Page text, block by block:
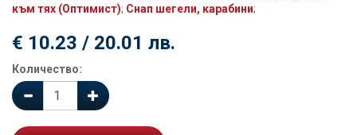
към тях (Оптимист); Снап шегели, карабини;
€ 10.23 / 20.01 лв.
Количество: